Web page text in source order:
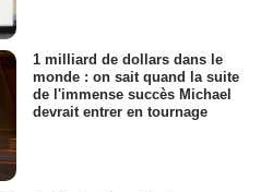
1 milliard de dollars dans le
monde : on sait quand la suite
de l'immense succès Michael
devrait entrer en tournage